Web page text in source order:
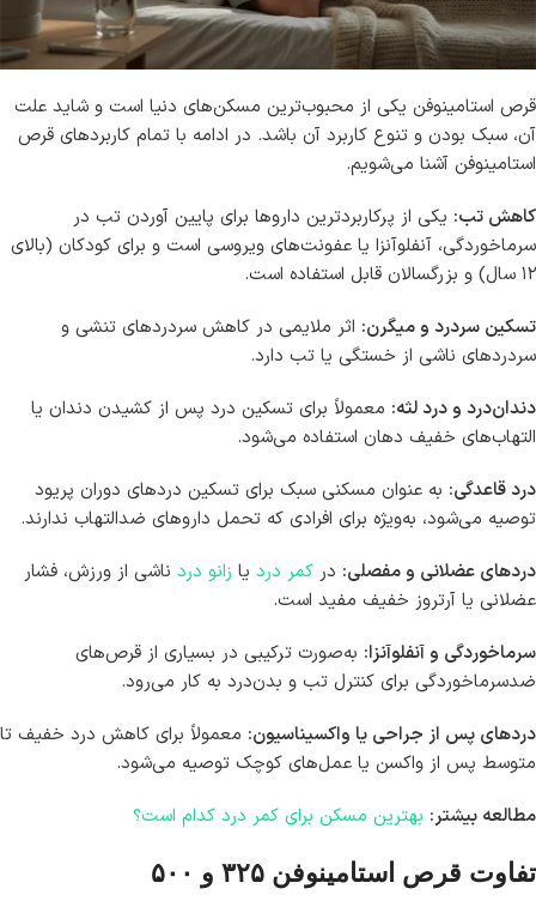
قرص استامینوفن یکی از محبوب‌ترین مسکن‌های دنیا است و شاید علت
آن، سبک بودن و تنوع کاربرد آن باشد. در ادامه با تمام کاربردهای قرص
استامینوفن آشنا می‌شویم.
کاهش تب: یکی از پرکاربردترین داروها برای پایین آوردن تب در
سرماخوردگی، آنفلوآنزا یا عفونت‌های ویروسی است و برای کودکان (بالای
۱۲ سال) و بزرگسالان قابل استفاده است.
تسکین سردرد و میگرن: اثر ملایمی در کاهش سردردهای تنشی و
سردردهای ناشی از خستگی یا تب دارد.
دندان‌درد و درد لثه: معمولاً برای تسکین درد پس از کشیدن دندان یا
التهاب‌های خفیف دهان استفاده می‌شود.
درد قاعدگی: به عنوان مسکنی سبک برای تسکین دردهای دوران پریود
توصیه می‌شود، به‌ویژه برای افرادی که تحمل داروهای ضدالتهاب ندارند.
دردهای عضلانی و مفصلی: در کمر درد یا زانو درد ناشی از ورزش، فشار
عضلانی یا آرتروز خفیف مفید است.
سرماخوردگی و آنفلوآنزا: به‌صورت ترکیبی در بسیاری از قرص‌های
ضدسرماخوردگی برای کنترل تب و بدن‌درد به کار می‌رود.
دردهای پس از جراحی یا واکسیناسیون: معمولاً برای کاهش درد خفیف تا
متوسط پس از واکسن یا عمل‌های کوچک توصیه می‌شود.
مطالعه بیشتر: بهترین مسکن برای کمر درد کدام است؟
تفاوت قرص استامینوفن ۳۲۵ و ۵۰۰